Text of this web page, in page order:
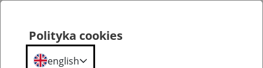
Polityka cookies
english